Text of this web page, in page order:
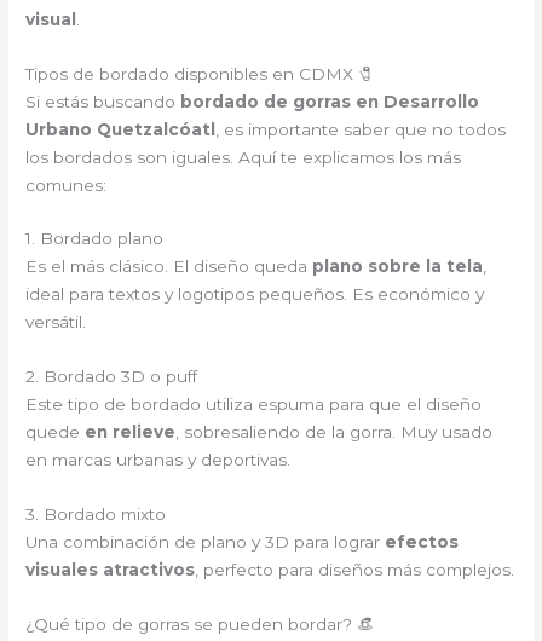
visual
Tipos de bordado disponibles en CDMX 🧷
Si estás buscando bordado de gorras en Desarrollo
Urbano Quetzalcóatl , es importante saber que no todos
los bordados son iguales. Aquí te explicamos los más
comunes:
1. Bordado plano
Es el más clásico. El diseño queda plano sobre la tela,
ideal para textos y logotipos pequeños. Es económico y
versátil.
2. Bordado 3D o puff
Este tipo de bordado utiliza espuma para que el diseño
quede en relieve, sobresaliendo de la gorra. Muy usado
en marcas urbanas y deportivas.
3. Bordado mixto
Una combinación de plano y 3D para lograr efectos
visuales atractivos , perfecto para diseños más complejos.
¿Qué tipo de gorras se pueden bordar? 👒